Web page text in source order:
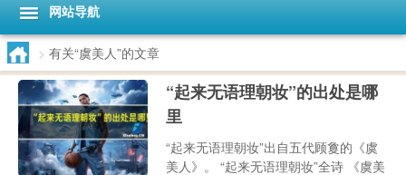
网站导航
> 有关“虞美人”的文章
“起来无语理朝妆”的出处是哪
里
“起来无语理朝妆”出自五代顾敻的《虞
美人》。 “起来无语理朝妆”全诗 《虞美